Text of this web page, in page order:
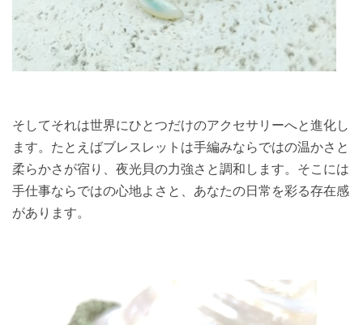
そしてそれは世界にひとつだけのアクセサリーへと進化し
ます。たとえばブレスレットは手編みならではの温かさと
柔らかさが宿り、夜光貝の力強さと調和します。そこには
手仕事ならではの心地よさと、あなたの日常を彩る存在感
があります。